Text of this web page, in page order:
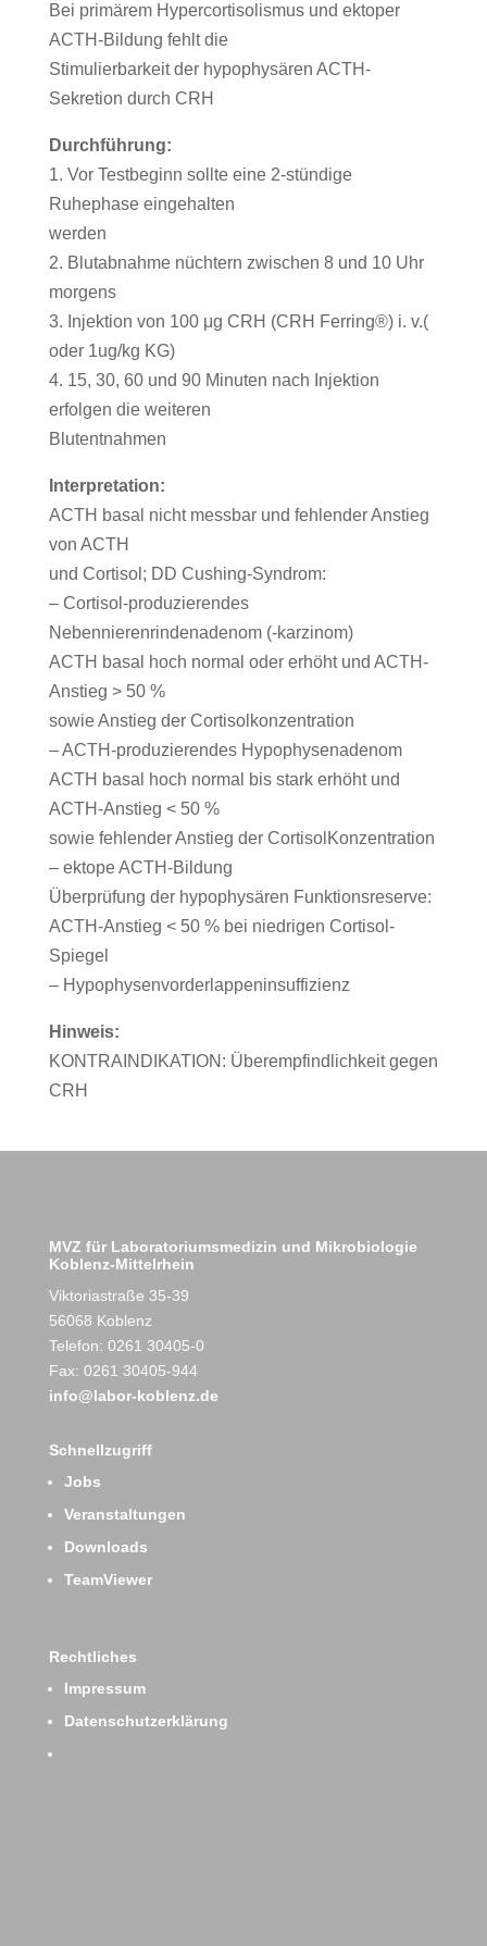
Bei primärem Hypercortisolismus und ektoper
ACTH-Bildung fehlt die
Stimulierbarkeit der hypophysären ACTH-
Sekretion durch CRH
Durchführung:
1. Vor Testbeginn sollte eine 2-stündige
Ruhephase eingehalten
werden
2. Blutabnahme nüchtern zwischen 8 und 10 Uhr
morgens
3. Injektion von 100 μg CRH (CRH Ferring®) i. v.(
oder 1ug/kg KG)
4. 15, 30, 60 und 90 Minuten nach Injektion
erfolgen die weiteren
Blutentnahmen
Interpretation:
ACTH basal nicht messbar und fehlender Anstieg
von ACTH
und Cortisol; DD Cushing-Syndrom:
– Cortisol-produzierendes
Nebennierenrindenadenom (-karzinom)
ACTH basal hoch normal oder erhöht und ACTH-
Anstieg > 50 %
sowie Anstieg der Cortisolkonzentration
– ACTH-produzierendes Hypophysenadenom
ACTH basal hoch normal bis stark erhöht und
ACTH-Anstieg < 50 %
sowie fehlender Anstieg der CortisolKonzentration
– ektope ACTH-Bildung
Überprüfung der hypophysären Funktionsreserve:
ACTH-Anstieg < 50 % bei niedrigen Cortisol-
Spiegel
– Hypophysenvorderlappeninsuffizienz
Hinweis:
KONTRAINDIKATION: Überempfindlichkeit gegen
CRH
MVZ für Laboratoriumsmedizin und Mikrobiologie
Koblenz-Mittelrhein
Viktoriastraße 35-39
56068 Koblenz
Telefon: 0261 30405-0
Fax: 0261 30405-944
info@labor-koblenz.de
Schnellzugriff
Jobs
Veranstaltungen
Downloads
TeamViewer
Rechtliches
Impressum
Datenschutzerklärung